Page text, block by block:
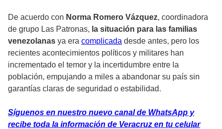
De acuerdo con Norma Romero Vázquez, coordinadora
de grupo Las Patronas, la situación para las familias
venezolanas ya era complicada desde antes, pero los
recientes acontecimientos políticos y militares han
incrementado el temor y la incertidumbre entre la
población, empujando a miles a abandonar su país sin
garantías claras de seguridad o estabilidad.
Síguenos en nuestro nuevo canal de WhatsApp y
recibe toda la información de Veracruz en tu celular